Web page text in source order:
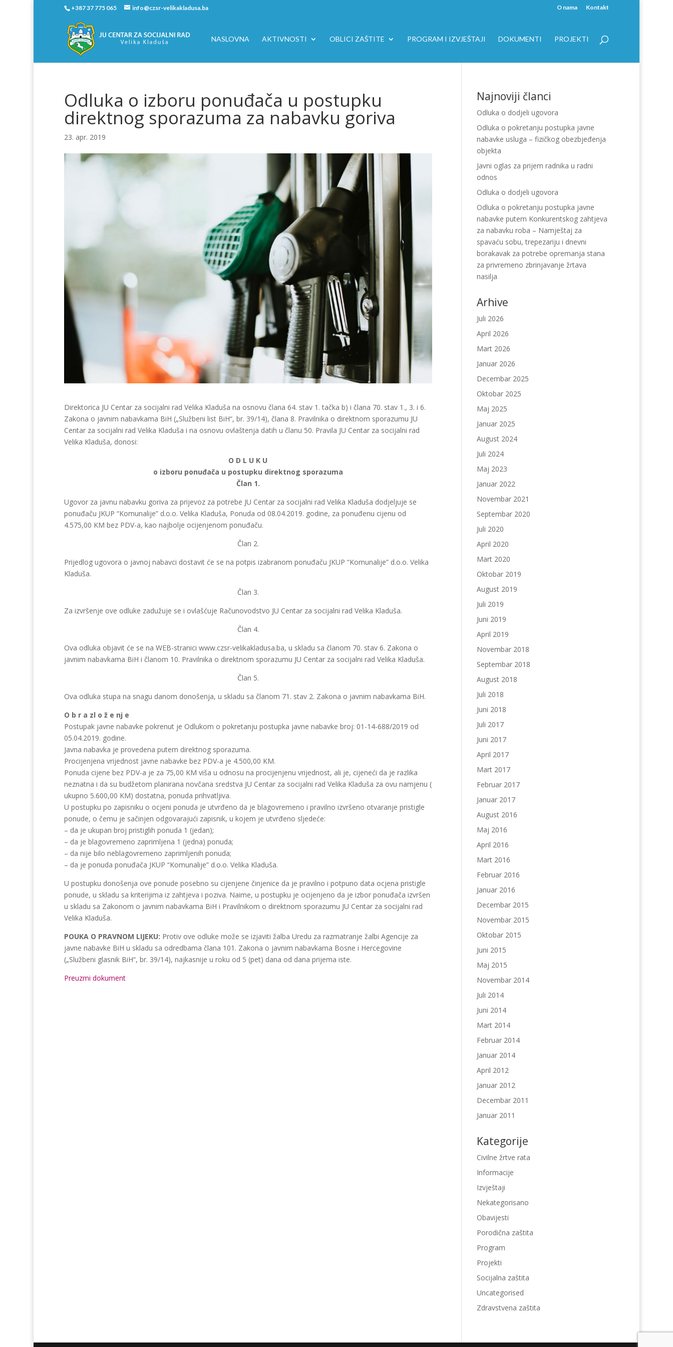
+387 37 775 065 info@czsr-velikakladusa.ba O nama Kontakt
NASLOVNA AKTIVNOSTI OBLICI ZAŠTITE PROGRAM I IZVJEŠTAJI DOKUMENTI PROJEKTI
Odluka o izboru ponuđača u postupku
direktnog sporazuma za nabavku goriva
23. apr. 2019
Direktorica JU Centar za socijalni rad Velika Kladuša na osnovu člana 64. stav 1. tačka b) i člana 70. stav 1., 3. i 6.
Zakona o javnim nabavkama BiH („Službeni list BiH“, br. 39/14), člana 8. Pravilnika o direktnom sporazumu JU
Centar za socijalni rad Velika Kladuša i na osnovu ovlaštenja datih u članu 50. Pravila JU Centar za socijalni rad
Velika Kladuša, donosi:
O D L U K U
o izboru ponuđača u postupku direktnog sporazuma
Član 1.
Ugovor za javnu nabavku goriva za prijevoz za potrebe JU Centar za socijalni rad Velika Kladuša dodjeljuje se
ponuđaču JKUP “Komunalije” d.o.o. Velika Kladuša, Ponuda od 08.04.2019. godine, za ponuđenu cijenu od
4.575,00 KM bez PDV-a, kao najbolje ocijenjenom ponuđaču.
Član 2.
Prijedlog ugovora o javnoj nabavci dostavit će se na potpis izabranom ponuđaču JKUP “Komunalije” d.o.o. Velika
Kladuša.
Član 3.
Za izvršenje ove odluke zadužuje se i ovlašćuje Računovodstvo JU Centar za socijalni rad Velika Kladuša.
Član 4.
Ova odluka objavit će se na WEB-stranici www.czsr-velikakladusa.ba, u skladu sa članom 70. stav 6. Zakona o
javnim nabavkama BiH i članom 10. Pravilnika o direktnom sporazumu JU Centar za socijalni rad Velika Kladuša.
Član 5.
Ova odluka stupa na snagu danom donošenja, u skladu sa članom 71. stav 2. Zakona o javnim nabavkama BiH.
O b r a zl o ž e nj e
Postupak javne nabavke pokrenut je Odlukom o pokretanju postupka javne nabavke broj: 01-14-688/2019 od
05.04.2019. godine.
Javna nabavka je provedena putem direktnog sporazuma.
Procijenjena vrijednost javne nabavke bez PDV-a je 4.500,00 KM.
Ponuda cijene bez PDV-a je za 75,00 KM viša u odnosu na procijenjenu vrijednost, ali je, cijeneći da je razlika
neznatna i da su budžetom planirana novčana sredstva JU Centar za socijalni rad Velika Kladuša za ovu namjenu (
ukupno 5.600,00 KM) dostatna, ponuda prihvatljiva.
U postupku po zapisniku o ocjeni ponuda je utvrđeno da je blagovremeno i pravilno izvršeno otvaranje pristigle
ponude, o čemu je sačinjen odgovarajući zapisnik, u kojem je utvrđeno sljedeće:
– da je ukupan broj pristiglih ponuda 1 (jedan);
– da je blagovremeno zaprimljena 1 (jedna) ponuda;
– da nije bilo neblagovremeno zaprimljenih ponuda;
– da je ponuda ponuđača JKUP “Komunalije” d.o.o. Velika Kladuša.
U postupku donošenja ove ponude posebno su cijenjene činjenice da je pravilno i potpuno data ocjena pristigle
ponude, u skladu sa kriterijima iz zahtjeva i poziva. Naime, u postupku je ocijenjeno da je izbor ponuđača izvršen
u skladu sa Zakonom o javnim nabavkama BiH i Pravilnikom o direktnom sporazumu JU Centar za socijalni rad
Velika Kladuša.
POUKA O PRAVNOM LIJEKU: Protiv ove odluke može se izjaviti žalba Uredu za razmatranje žalbi Agencije za
javne nabavke BiH u skladu sa odredbama člana 101. Zakona o javnim nabavkama Bosne i Hercegovine
(„Službeni glasnik BiH“, br. 39/14), najkasnije u roku od 5 (pet) dana od dana prijema iste.
Preuzmi dokument
Najnoviji članci
Odluka o dodjeli ugovora
Odluka o pokretanju postupka javne
nabavke usluga – fizičkog obezbjeđenja
objekta
Javni oglas za prijem radnika u radni
odnos
Odluka o dodjeli ugovora
Odluka o pokretanju postupka javne
nabavke putem Konkurentskog zahtjeva
za nabavku roba – Namještaj za
spavaću sobu, trepezariju i dnevni
borakavak za potrebe opremanja stana
za privremeno zbrinjavanje žrtava
nasilja
Arhive
Juli 2026
April 2026
Mart 2026
Januar 2026
Decembar 2025
Oktobar 2025
Maj 2025
Januar 2025
August 2024
Juli 2024
Maj 2023
Januar 2022
Novembar 2021
Septembar 2020
Juli 2020
April 2020
Mart 2020
Oktobar 2019
August 2019
Juli 2019
Juni 2019
April 2019
Novembar 2018
Septembar 2018
August 2018
Juli 2018
Juni 2018
Juli 2017
Juni 2017
April 2017
Mart 2017
Februar 2017
Januar 2017
August 2016
Maj 2016
April 2016
Mart 2016
Februar 2016
Januar 2016
Decembar 2015
Novembar 2015
Oktobar 2015
Juni 2015
Maj 2015
Novembar 2014
Juli 2014
Juni 2014
Mart 2014
Februar 2014
Januar 2014
April 2012
Januar 2012
Decembar 2011
Januar 2011
Kategorije
Civilne žrtve rata
Informacije
Izvještaji
Nekategorisano
Obavijesti
Porodična zaštita
Program
Projekti
Socijalna zaštita
Uncategorised
Zdravstvena zaštita